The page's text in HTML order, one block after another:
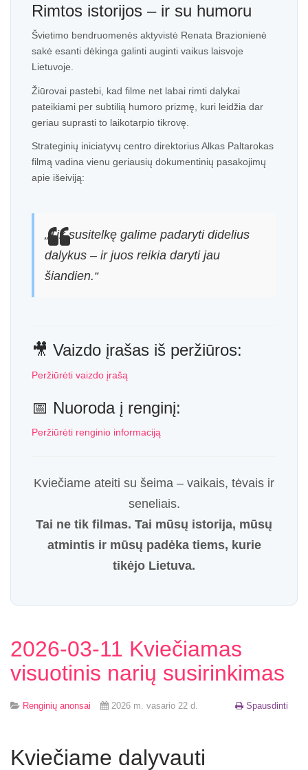
Rimtos istorijos – ir su humoru
Švietimo bendruomenės aktyvistė Renata Brazionienė
sakė esanti dėkinga galinti auginti vaikus laisvoje
Lietuvoje.
Žiūrovai pastebi, kad filme net labai rimti dalykai
pateikiami per subtilią humoro prizmę, kuri leidžia dar
geriau suprasti to laikotarpio tikrovę.
Strateginių iniciatyvų centro direktorius Alkas Paltarokas
filmą vadina vienu geriausių dokumentinių pasakojimų
apie išeiviją:
„Tik susitelkę galime padaryti didelius
dalykus – ir juos reikia daryti jau
šiandien.“
🎥 Vaizdo įrašas iš peržiūros:
Peržiūrėti vaizdo įrašą
📅 Nuoroda į renginį:
Peržiūrėti renginio informaciją
Kviečiame ateiti su šeima – vaikais, tėvais ir
seneliais.
Tai ne tik filmas. Tai mūsų istorija, mūsų
atmintis ir mūsų padėka tiems, kurie
tikėjo Lietuva.
2026-03-11 Kviečiamas
visuotinis narių susirinkimas
Spausdinti
Renginių anonsai 2026 m. vasario 22 d.
Kviečiame dalyvauti